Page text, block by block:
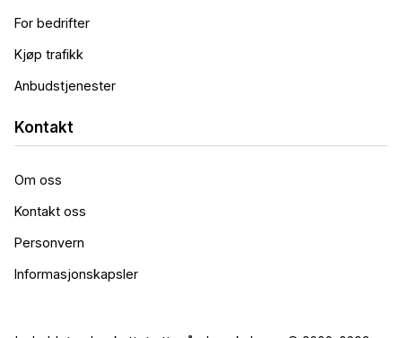
For bedrifter
Kjøp trafikk
Anbudstjenester
Kontakt
Om oss
Kontakt oss
Personvern
Informasjonskapsler